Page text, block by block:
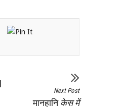
Next Post
मानहानि केस में